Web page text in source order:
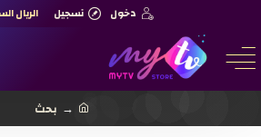
دخول تسجيل
الريال
بحث